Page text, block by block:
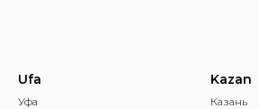
Ufa
Уфа
Kazan
Казань